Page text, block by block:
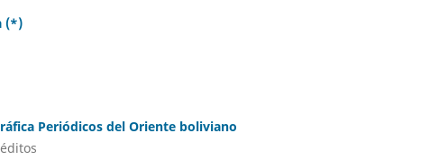
(*)
Periódicos del Oriente boliviano